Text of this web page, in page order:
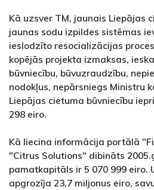
Kā uzsver TM, jaunais Liepājas
jaunas sodu izpildes sistēmas
ieslodzīto resocializācijas
kopējās projekta izmaksas,
būvniecību, būvuzraudzību,
nodokļus, nepārsniegs Ministru
Liepājas cietuma būvniecību
298 eiro.
Kā liecina informācija portālā
"Citrus Solutions" dibināts
pamatkapitāls ir 5 070 999 eiro.
apgrozīja 23,7 miljonus eiro,